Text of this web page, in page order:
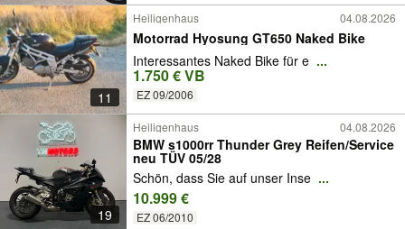
11
Heiligenhaus 04.08.2026
Motorrad Hyosung GT650 Naked Bike
Interessantes Naked Bike für e ...
1.750 € VB
EZ 09/2006
19
Heiligenhaus 04.08.2026
BMW s1000rr Thunder Grey Reifen/Service
neu TÜV 05/28
Schön, dass Sie auf unser Inse ...
10.999 €
EZ 06/2010